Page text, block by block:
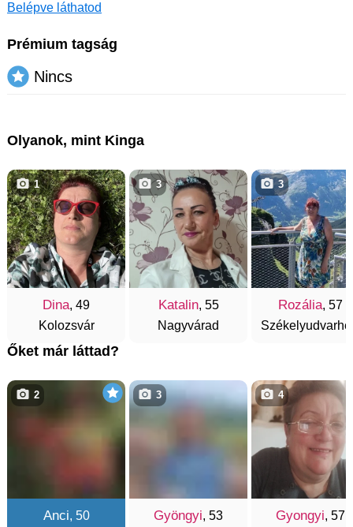
Belépve láthatod
Prémium tagság
Nincs
Olyanok, mint Kinga
Dina, 49
Kolozsvár
1
Katalin, 55
Nagyvárad
3
Rozália, 57
3
Őket már láttad?
Anci, 50
2
Gyöngyi, 53
3
Gyongyi, 57
4